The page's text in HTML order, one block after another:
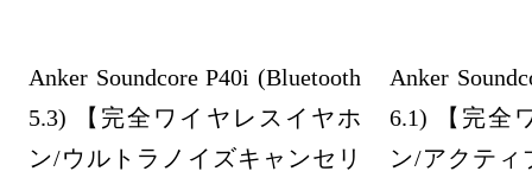
Anker Soundcore P40i (Bluetooth
5.3) 【完全ワイヤレスイヤホ
ン/ウルトラノイズキャンセリ
Anker
6.1) 【完全
ン/アクティ